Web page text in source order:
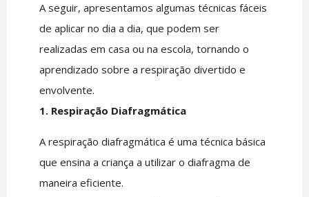
A seguir, apresentamos algumas técnicas fáceis
de aplicar no dia a dia, que podem ser
realizadas em casa ou na escola, tornando o
aprendizado sobre a respiração divertido e
envolvente.
1. Respiração Diafragmática
A respiração diafragmática é uma técnica básica
que ensina a criança a utilizar o diafragma de
maneira eficiente.